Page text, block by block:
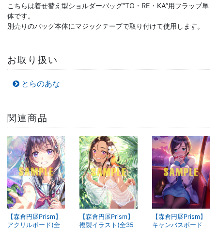
こちらは着せ替え型ショルダーバッグ“TO・RE・KA”用フラップ単
体です。
別売りのバッグ本体にマジックテープで取り付けて使用します。
お取り扱い
とらのあな
関連商品
【森倉円展Prism】
アクリルボード(全
【森倉円展Prism】
複製イラスト(全35
【森倉円展Prism】
キャンバスボード